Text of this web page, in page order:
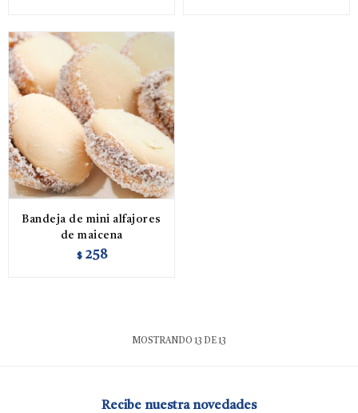
Bandeja de mini alfajores
de maicena
$ 258
MOSTRANDO 13 DE13
Recibe nuestra novedades